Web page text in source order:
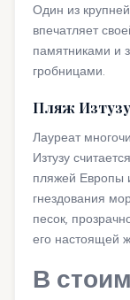
Один из
впечатляет
памятниками и
гробницами.
Пляж Изтузу
Лауреат
Изтузу
пляжей Европы
гнездования
песок,
его настоящей
В